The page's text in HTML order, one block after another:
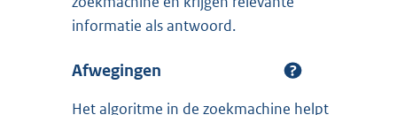
informatie als antwoord.
Afwegingen
Het algoritme in de zoekmachine helpt